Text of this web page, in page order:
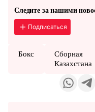
Следите за нашими
Подписаться
Бокс
Сборная
Казахстана